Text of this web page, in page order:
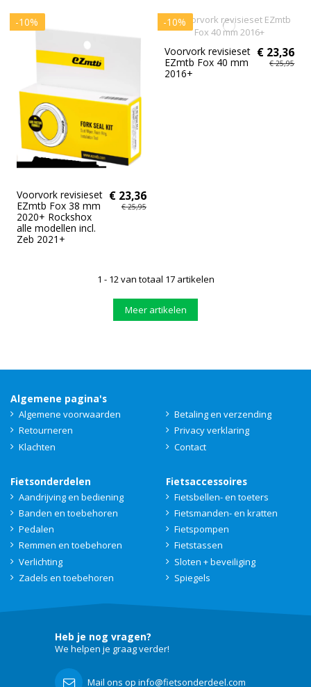
-10%
Voorvork revisieset
EZmtb Fox 38 mm
2020+ Rockshox
alle modellen incl.
Zeb 2021+
€ 23,36
€ 25,95
-10%
Voorvork revisieset
EZmtb Fox 40 mm
2016+
€ 23,36
€ 25,95
1 - 12 van totaal 17 artikelen
Meer artikelen
Algemene pagina's
Algemene voorwaarden
Betaling en verzending
Retourneren
Privacy verklaring
Klachten
Contact
Fietsonderdelen
Aandrijving en bediening
Banden en toebehoren
Pedalen
Remmen en toebehoren
Verlichting
Zadels en toebehoren
Fietsaccessoires
Fietsbellen- en toeters
Fietsmanden- en kratten
Fietspompen
Fietstassen
Sloten + beveiliging
Spiegels
Heb je nog vragen?
We helpen je graag verder!
Mail ons op info@fietsonderdeel.com